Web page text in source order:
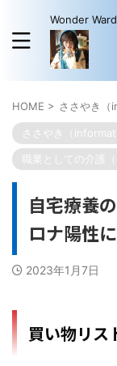
Wonder
HOME > ささやき（
ささやき（
職業としての介護
自宅療養
ロナ陽性
2023年1月7日
買い物リス